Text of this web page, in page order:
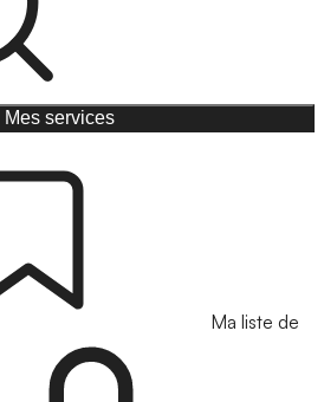
Mes services
Ma liste de